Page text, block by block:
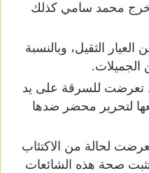
محمد سامي كذلك
الثقيل، وبالنسبة
الجميلات.
تعرضت للسرقة على يد
لتحرير محضر ضدها
لحالة من الاكتئاب
تثبت صحة هذه الشائعات